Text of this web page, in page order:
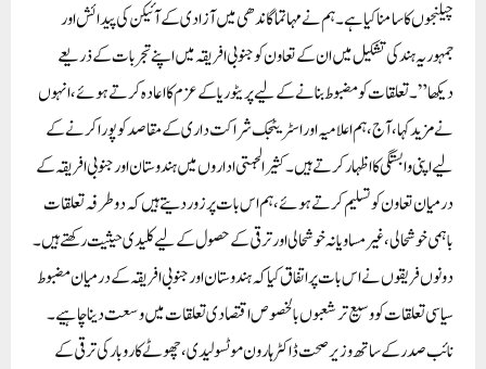
چیلنجوں کا سامنا کیا ہے۔ ہم نے مہاتما گاندھی میں آزادی کے آئیکن کی پیدائش اور
جمہوریہ ہند کی تشکیل میں ان کے تعاون کو جنوبی افریقہ میں اپنے تجربات کے ذریعے
دیکھا”۔ تعلقات کو مضبوط بنانے کے لیے پریٹوریا کے عزم کا اعادہ کرتے ہوئے، انہوں
نے مزید کہا، آج، ہم اعلامیہ اور اسٹریٹجک شراکت داری کے مقاصد کو پورا کرنے کے
لیے اپنی وابستگی کا اظہار کرتے ہیں۔ کثیرالجہتی اداروں میں ہندوستان اور جنوبی افریقہ کے
درمیان تعاون کو تسلیم کرتے ہوئے، ہم اس بات پر زور دیتے ہیں کہ دوطرفہ تعلقات
باہمی خوشحالی، غیر مساویانہ خوشحالی اور ترقی کے حصول کے لیے کلیدی حیثیت رکھتے ہیں۔
دونوں فریقوں نے اس بات پر اتفاق کیا کہ ہندوستان اور جنوبی افریقہ کے درمیان مضبوط
سیاسی تعلقات کو وسیع تر شعبوں بالخصوص اقتصادی تعلقات میں وسعت دینا چاہیے۔
نائب صدر کے ساتھ وزیر صحت ڈاکٹر ہارون موٹسولیدی، چھوٹے کاروبار کی ترقی کے